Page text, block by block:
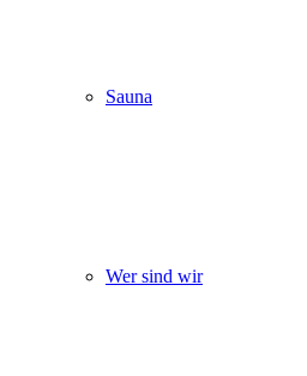
Sauna
Wer sind wir